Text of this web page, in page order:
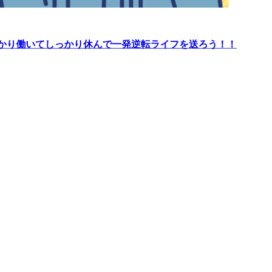
働いてしっかり休んで一発逆転ライフを送ろう！！